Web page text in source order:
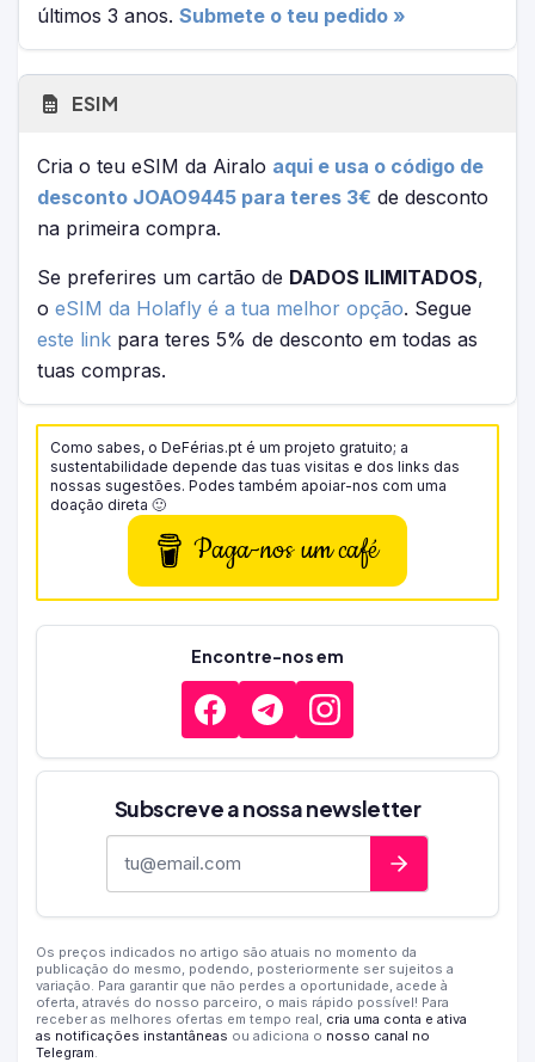
últimos 3 anos. Submete o teu pedido »
ESIM
Cria o teu eSIM da Airalo aqui e usa o código de
desconto JOAO9445 para teres 3€ de desconto
na primeira compra.
Se preferires um cartão de DADOS ILIMITADOS,
o eSIM da Holafly é a tua melhor opção. Segue
este link para teres 5% de desconto em todas as
tuas compras.
Como sabes, o DeFérias.pt é um projeto gratuito; a
sustentabilidade depende das tuas visitas e dos links das
nossas sugestões. Podes também apoiar-nos com uma
doação direta 🙂
Paga-nos um café
Encontre-nos em
Subscreve a nossa newsletter
Os preços indicados no artigo são atuais no momento da
publicação do mesmo, podendo, posteriormente ser sujeitos a
variação. Para garantir que não perdes a oportunidade, acede à
oferta, através do nosso parceiro, o mais rápido possível! Para
receber as melhores ofertas em tempo real, cria uma conta e ativa
as notificações instantâneas ou adiciona o nosso canal no
Telegram.